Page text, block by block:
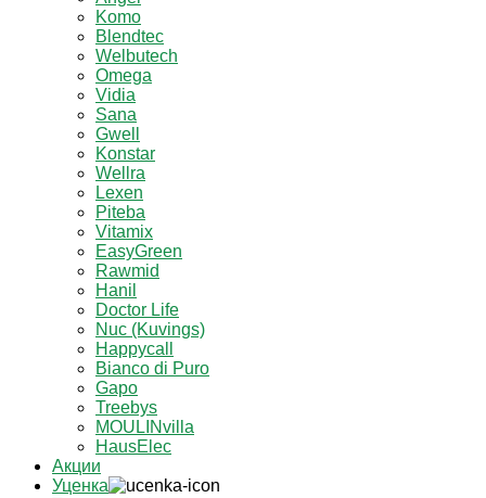
Komo
Blendtec
Welbutech
Omega
Vidia
Sana
Gwell
Konstar
Wellra
Lexen
Piteba
Vitamix
EasyGreen
Rawmid
Hanil
Doctor Life
Nuc (Kuvings)
Happycall
Bianco di Puro
Gapo
Treebys
MOULINvilla
HausElec
Акции
Уценка